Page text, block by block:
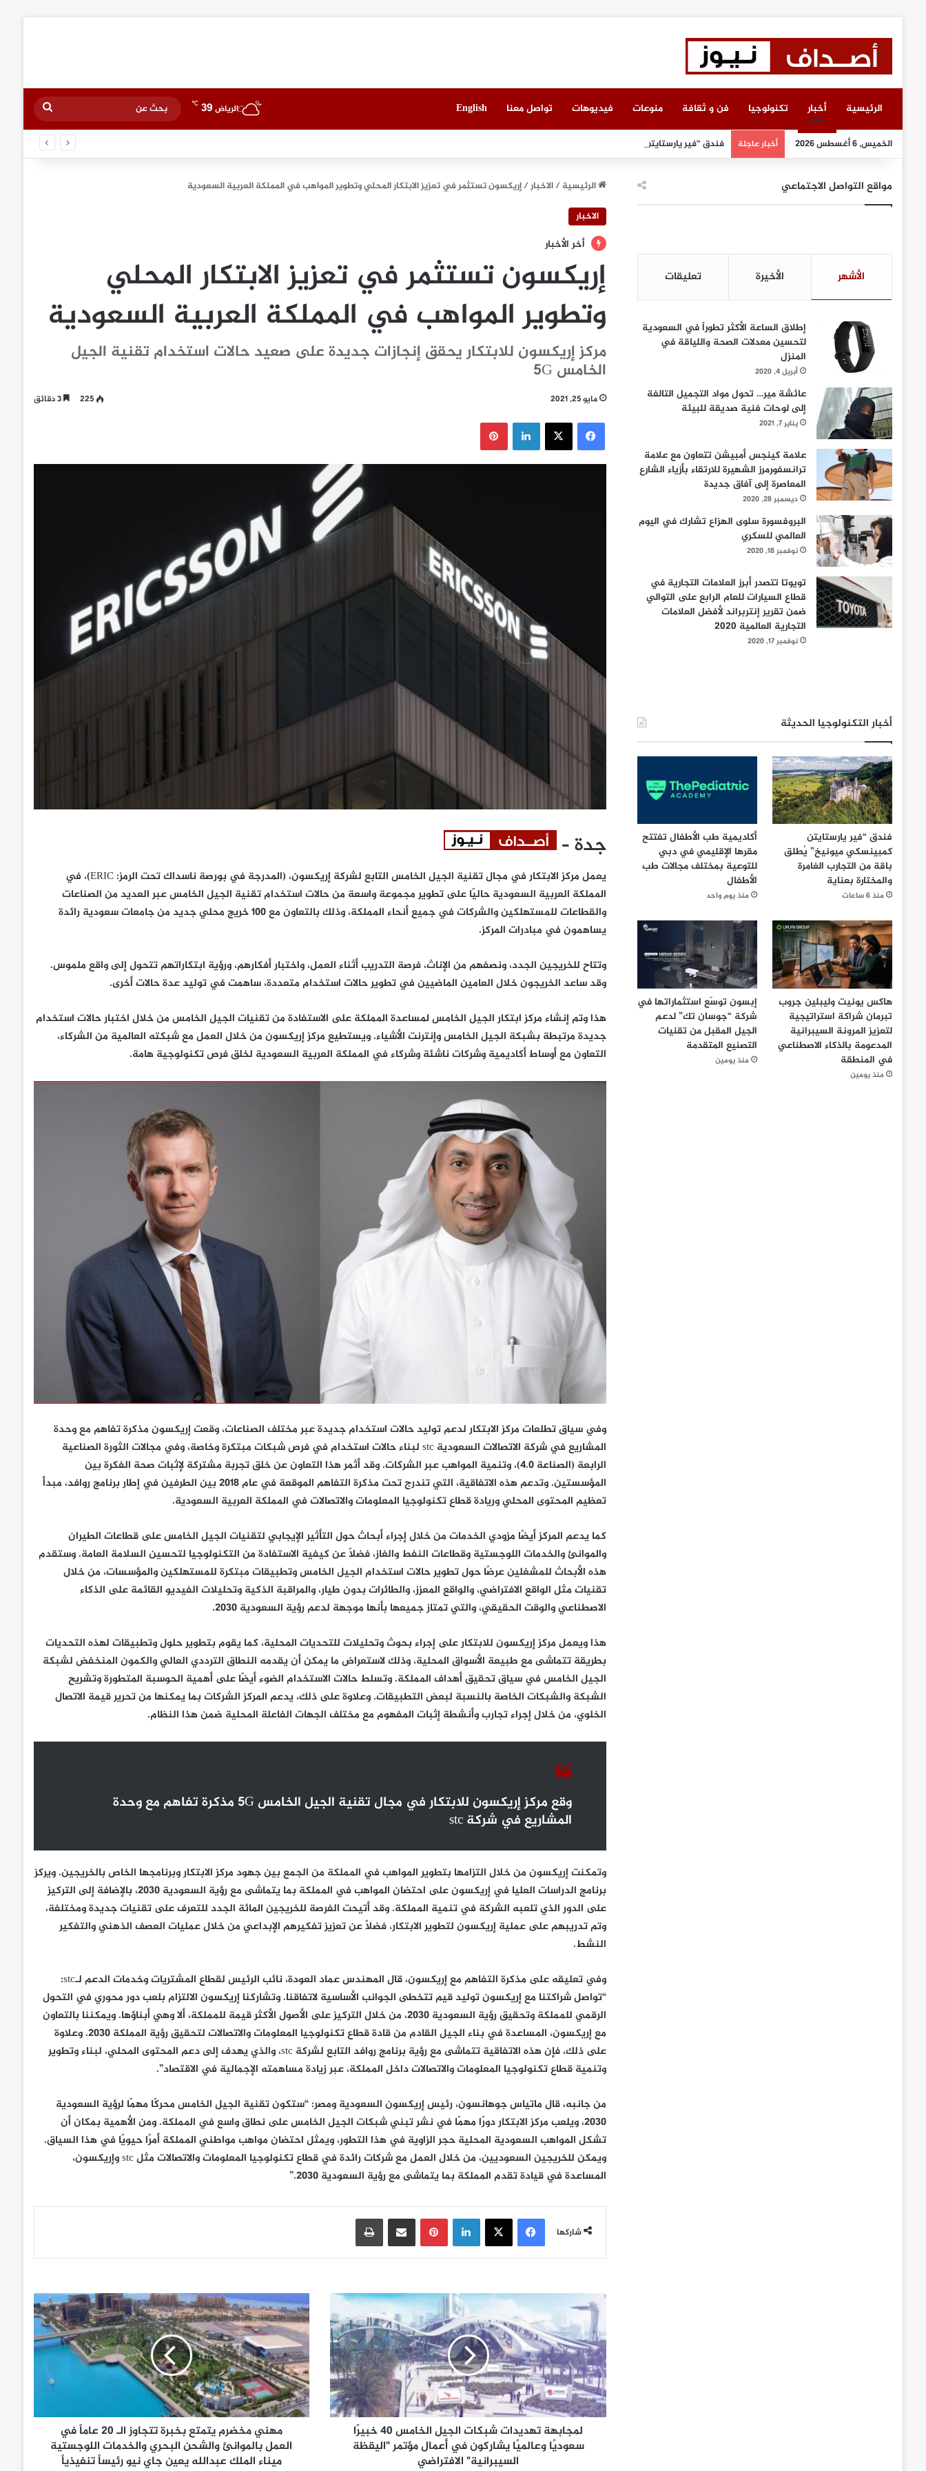
الرئيسية أخبار تكنولوجيا فن و ثقافة منوعات فيديوهات تواصل معنا English الرياض 39
℃
بحث
عن
الخميس, 6 أغسطس 2026 أخبار عاجلة فندق “فير يارستايتن كمبينسكي ميونيخ” يُطلق باقة من التجارب الغامرة والمختارة بعناية
الرئيسية/الاخبار/إريكسون تستثمر في تعزيز الابتكار المحلي وتطوير المواهب في المملكة العربية السعودية
الاخبار
أخر الأخبار
إريكسون تستثمر في تعزيز الابتكار المحلي
وتطوير المواهب في المملكة العربية السعودية
مركز إريكسون للابتكار يحقق إنجازات جديدة على صعيد حالات استخدام تقنية الجيل
الخامس 5G
مايو 25, 2021 225 3 دقائق
فيسبوك ‫X لينكدإن
جدة –
يعمل مركز الابتكار في مجال تقنية الجيل الخامس التابع لشركة إريكسون، (المدرجة في بورصة ناسداك تحت الرمز: ERIC)، في
المملكة العربية السعودية حاليًا على تطوير مجموعة واسعة من حالات استخدام تقنية الجيل الخامس عبر العديد من الصناعات
والقطاعات للمستهلكين والشركات في جميع أنحاء المملكة، وذلك بالتعاون مع 100 خريج محلي جديد من جامعات سعودية رائدة
يساهمون في مبادرات المركز.
وتتاح للخريجين الجدد، ونصفهم من الإناث، فرصة التدريب أثناء العمل، واختبار أفكارهم، ورؤية ابتكاراتهم تتحول إلى واقع ملموس.
وقد ساعد الخريجون خلال العامين الماضيين في تطوير حالات استخدام متعددة، ساهمت في توليد عدة حالات أخرى.
هذا وتم إنشاء مركز ابتكار الجيل الخامس لمساعدة المملكة على الاستفادة من تقنيات الجيل الخامس من خلال اختبار حالات استخدام
جديدة مرتبطة بشبكة الجيل الخامس وإنترنت الأشياء. ويستطيع مركز إريكسون من خلال العمل مع شبكته العالمية من الشركاء،
التعاون مع أوساط أكاديمية وشركات ناشئة وشركاء في المملكة العربية السعودية لخلق فرص تكنولوجية هامة.
وفي سياق تطلعات مركز الابتكار لدعم توليد حالات استخدام جديدة عبر مختلف الصناعات، وقعت إريكسون مذكرة تفاهم مع وحدة
المشاريع في شركة الاتصالات السعودية stc لبناء حالات استخدام في فرص شبكات مبتكرة وخاصة، وفي مجالات الثورة الصناعية
الرابعة (الصناعة 4.0)، وتنمية المواهب عبر الشركات. وقد أثمر هذا التعاون عن خلق تجربة مشتركة لإثبات صحة الفكرة بين
المؤسستين. وتدعم هذه الاتفاقية، التي تندرج تحت مذكرة التفاهم الموقعة في عام 2018 بين الطرفين في إطار برنامج روافد، مبدأ
تعظيم المحتوى المحلي وريادة قطاع تكنولوجيا المعلومات والاتصالات في المملكة العربية السعودية.
كما يدعم المركز أيضًا مزودي الخدمات من خلال إجراء أبحاث حول التأثير الإيجابي لتقنيات الجيل الخامس على قطاعات الطيران
والموانئ والخدمات اللوجستية وقطاعات النفط والغاز، فضلاً عن كيفية الاستفادة من التكنولوجيا لتحسين السلامة العامة. وستقدم
هذه الأبحاث للمشغلين عرضًا حول تطوير حالات استخدام الجيل الخامس وتطبيقات مبتكرة للمستهلكين والمؤسسات، من خلال
تقنيات مثل الواقع الافتراضي، والواقع المعزز، والطائرات بدون طيار، والمراقبة الذكية وتحليلات الفيديو القائمة على الذكاء
الاصطناعي والوقت الحقيقي، والتي تمتاز جميعها بأنها موجهة لدعم رؤية السعودية 2030.
هذا ويعمل مركز إريكسون للابتكار على إجراء بحوث وتحليلات للتحديات المحلية، كما يقوم بتطوير حلول وتطبيقات لهذه التحديات
بطريقة تتماشى مع طبيعة الأسواق المحلية، وذلك لاستعراض ما يمكن أن يقدمه النطاق الترددي العالي والكمون المنخفض لشبكة
الجيل الخامس في سياق تحقيق أهداف المملكة. وتسلط حالات الاستخدام الضوء أيضًا على أهمية الحوسبة المتطورة وتشريح
الشبكة والشبكات الخاصة بالنسبة لبعض التطبيقات. وعلاوة على ذلك، يدعم المركز الشركات بما يمكنها من تحرير قيمة الاتصال
الخلوي، من خلال إجراء تجارب وأنشطة إثبات المفهوم مع مختلف الجهات الفاعلة المحلية ضمن هذا النظام.
وقع مركز إريكسون للابتكار في مجال تقنية الجيل الخامس 5G مذكرة تفاهم مع وحدة
المشاريع في شركة stc
وتمكنت إريكسون من خلال التزامها بتطوير المواهب في المملكة من الجمع بين جهود مركز الابتكار وبرنامجها الخاص بالخريجين. ويركز
برنامج الدراسات العليا في إريكسون على احتضان المواهب في المملكة بما يتماشى مع رؤية السعودية 2030، بالإضافة إلى التركيز
على الدور الذي تلعبه الشركة في تنمية المملكة. وقد أتيحت الفرصة للخريجين المائة الجدد للتعرف على تقنيات جديدة ومختلفة،
وتم تدريبهم على عملية إريكسون لتطوير الابتكار، فضلاً عن تعزيز تفكيرهم الإبداعي من خلال عمليات العصف الذهني والتفكير
النشط.
وفي تعليقه على مذكرة التفاهم مع إريكسون، قال المهندس عماد العودة، نائب الرئيس لقطاع المشتريات وخدمات الدعم لـstc:
“تواصل شراكتنا مع إريكسون توليد قيم تتخطى الجوانب الأساسية لاتفاقنا. وتشاركنا إريكسون الالتزام بلعب دور محوري في التحول
الرقمي للمملكة وتحقيق رؤية السعودية 2030، من خلال التركيز على الأصول الأكثر قيمة للمملكة، ألا وهي أبناؤها. ويمكننا بالتعاون
مع إريكسون، المساعدة في بناء الجيل القادم من قادة قطاع تكنولوجيا المعلومات والاتصالات لتحقيق رؤية المملكة 2030. وعلاوة
على ذلك، فإن هذه الاتفاقية تتماشى مع رؤية برنامج روافد التابع لشركة stc، والذي يهدف إلى دعم المحتوى المحلي، لبناء وتطوير
وتنمية قطاع تكنولوجيا المعلومات والاتصالات داخل المملكة، عبر زيادة مساهمته الإجمالية في الاقتصاد”.
من جانبه، قال ماتياس جوهانسون، رئيس إريكسون السعودية ومصر: “ستكون تقنية الجيل الخامس محركًا مهمًا لرؤية السعودية
2030، ويلعب مركز الابتكار دورًا مهمًا في نشر تبني شبكات الجيل الخامس على نطاق واسع في المملكة. ومن الأهمية بمكان أن
تشكل المواهب السعودية المحلية حجر الزاوية في هذا التطور، ويمثل احتضان مواهب مواطني المملكة أمرًا حيويًا في هذا السياق.
ويمكن للخريجين السعوديين، من خلال العمل مع شركات رائدة في قطاع تكنولوجيا المعلومات والاتصالات مثل stc وإريكسون،
المساعدة في قيادة تقدم المملكة بما يتماشى مع رؤية السعودية 2030.”
شاركها
فيسبوك ‫X لينكدإن بينتيريست مشاركة عبر البريد
ل
ج
ا
ب
ه
ة
ت
ه
لمجابهة تهديدات شبكات الجيل الخامس 40 خبيرًا
سعوديًا وعالميًا يشاركون في أعمال مؤتمر "اليقظة
السيبرانية" الافتراضي
ه
ن
ي
م
خ
ض
ر
م
مهني مخضرم يتمتع بخبرة تتجاوز الـ 20 عاماً في
العمل بالموانئ والشحن البحري والخدمات اللوجستية
ميناء الملك عبدالله يعين جاي نيو رئيساً تنفيذياً
مواقع التواصل الاجتماعي
الأشهر الأخيرة تعليقات
إطلاق الساعة الأكثر تطوراً في السعودية
لتحسين معدلات الصحة واللياقة في
المنزل
أبريل 4, 2020
عائشة مير… تحول مواد التجميل التالفة
إلى لوحات فنية صديقة للبيئة
يناير 7, 2021
علامة كينجس أمبيشن تتعاون مع علامة
ترانسفورمرز الشهيرة للارتقاء بأزياء الشارع
المعاصرة إلى آفاق جديدة
ديسمبر 28, 2020
البروفسورة سلوى الهزاع تشارك في اليوم
العالمي للسكري
نوفمبر 18, 2020
تويوتا تتصدر أبرز العلامات التجارية في
قطاع السيارات للعام الرابع على التوالي
ضمن تقرير إنتربراند لأفضل العلامات
التجارية العالمية 2020
نوفمبر 17, 2020
أخبار التكنولوجيا الحديثة
فندق “فير يارستايتن
كمبينسكي ميونيخ” يُطلق
باقة من التجارب الغامرة
والمختارة بعناية
منذ 6 ساعات
أكاديمية طب الأطفال تفتتح
مقرها الإقليمي في دبي
للتوعية بمختلف مجالات طب
الأطفال
منذ يوم واحد
هاكس يونيت وليبلين جروب
تبرمان شراكة استراتيجية
لتعزيز المرونة السيبرانية
المدعومة بالذكاء الاصطناعي
في المنطقة
منذ يومين
إبسون توسّع استثماراتها في
شركة “جوسان تك” لدعم
الجيل المقبل من تقنيات
التصنيع المتقدمة
منذ يومين